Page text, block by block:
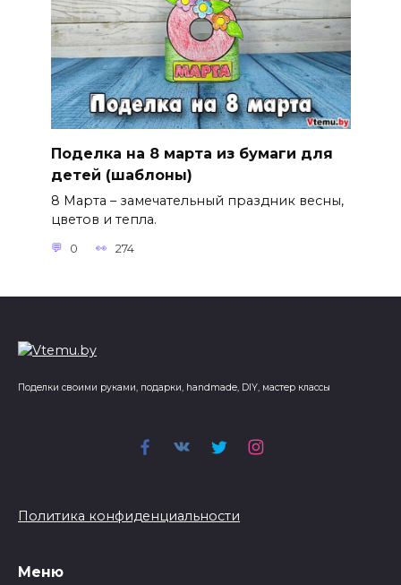
Поделка на 8 марта из бумаги для
детей (шаблоны)
8 Марта – замечательный праздник весны,
цветов и тепла.
0 274
Поделки своими руками, подарки, handmade, DIY, мастер классы
Политика конфиденциальности
Меню